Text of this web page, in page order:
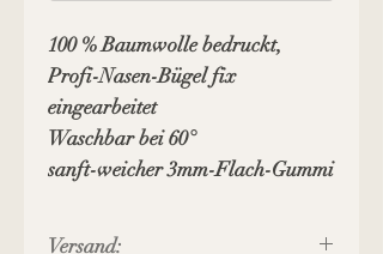
100 % Baumwolle bedruckt,
Profi-Nasen-Bügel fix
eingearbeitet
Waschbar bei 60°
sanft-weicher 3mm-Flach-Gummi
Versand: